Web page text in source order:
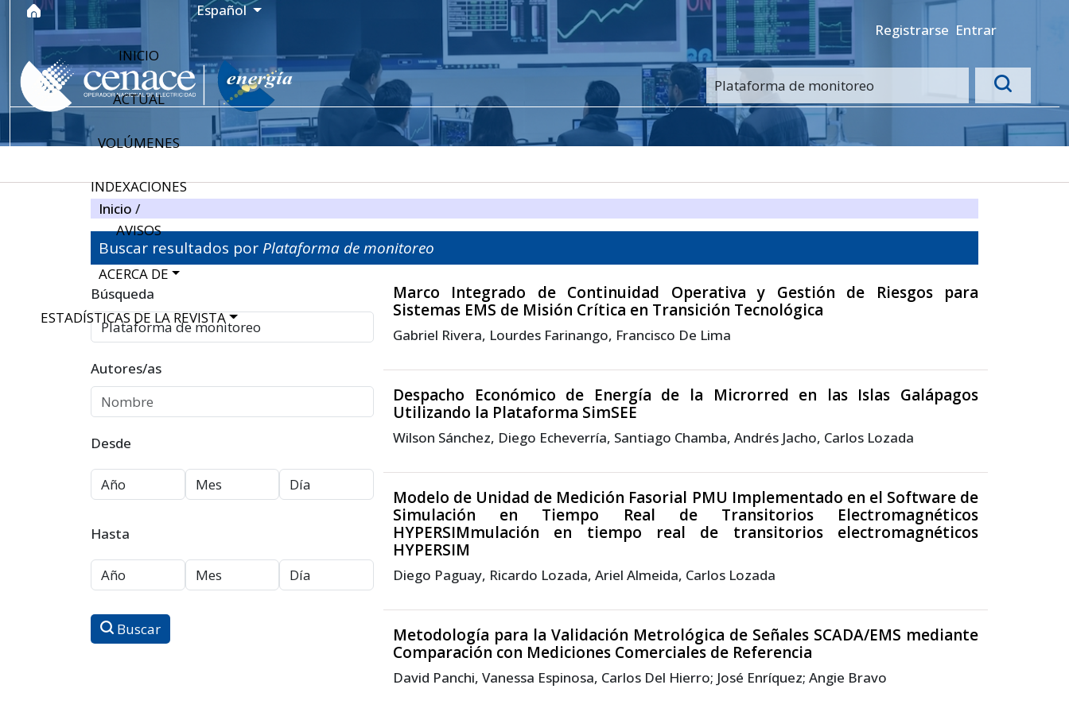
Ir al menú de navegación principal
Ir al contenido principal
Ir al pie de página del sitio Idioma
Español
Registrarse Entrar
INICIO
ACTUAL
VOLÚMENES
INDEXACIONES
AVISOS
ACERCA DE
ESTADÍSTICAS DE LA REVISTA
Inicio /
Buscar resultados por Plataforma de monitoreo
Filtros avanzados
Búsqueda
Autores/as
Desde
Hasta
Buscar
Marco Integrado de Continuidad Operativa y Gestión de Riesgos para
Sistemas EMS de Misión Crítica en Transición Tecnológica
Gabriel Rivera, Lourdes Farinango, Francisco De Lima
Despacho Económico de Energía de la Microrred en las Islas Galápagos
Utilizando la Plataforma SimSEE
Wilson Sánchez, Diego Echeverría, Santiago Chamba, Andrés Jacho, Carlos Lozada
Modelo de Unidad de Medición Fasorial PMU Implementado en el Software de
Simulación en Tiempo Real de Transitorios Electromagnéticos
HYPERSIMmulación en tiempo real de transitorios electromagnéticos
HYPERSIM
Diego Paguay, Ricardo Lozada, Ariel Almeida, Carlos Lozada
Metodología para la Validación Metrológica de Señales SCADA/EMS mediante
Comparación con Mediciones Comerciales de Referencia
David Panchi, Vanessa Espinosa, Carlos Del Hierro; José Enríquez; Angie Bravo